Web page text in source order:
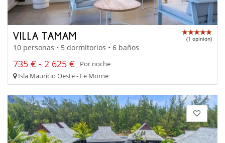
VILLA TAMAM (1 opinion)
10 personas • 5 dormitorios • 6 baños
735 € - 2 625 €
Por noche
Isla Mauricio Oeste - Le Morne